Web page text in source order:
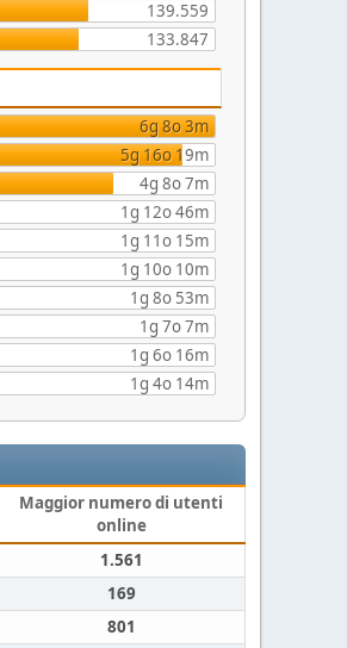
139.559
133.847
6g 8o 3m
5g 16o 19m
4g 8o 7m
1g 12o 46m
1g 11o 15m
1g 10o 10m
1g 8o 53m
1g 7o 7m
1g 6o 16m
1g 4o 14m
Maggior numero di utenti
online
1.561
169
801